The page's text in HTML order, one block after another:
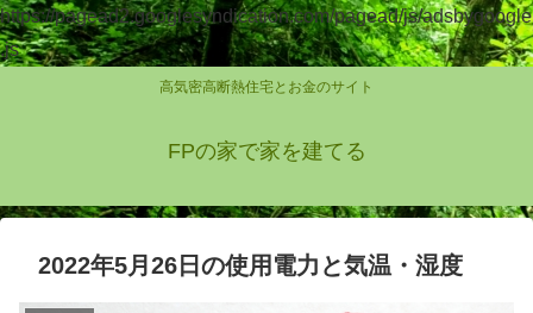
https://pagead2.googlesyndication.com/pagead/js/adsbygoogle
.js
高気密高断熱住宅とお金のサイト
FPの家で家を建てる
2022年5月26日の使用電力と気温・湿度